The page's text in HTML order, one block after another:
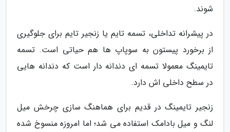
شوند.
در پیشرانه تداخلی، تسمه تایم یا زنجیر تایم برای جلوگیری
از برخورد پیستون به سوپاپ ها هم حیاتی است. تسمه
تایمینگ معمولا تسمه ای دندانه دار است که دندانه هایی
در سطح داخلی اش دارد.
زنجیر تایمینگ در قدیم برای هماهنگ سازی چرخش میل
لنگ و میل بادامک استفاده می شد؛ اما امروزه منسوخ شده